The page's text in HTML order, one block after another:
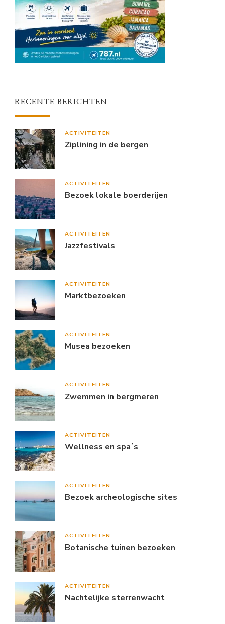
RECENTE BERICHTEN
ACTIVITEITEN
Ziplining in de bergen
ACTIVITEITEN
Bezoek lokale boerderijen
ACTIVITEITEN
Jazzfestivals
ACTIVITEITEN
Marktbezoeken
ACTIVITEITEN
Musea bezoeken
ACTIVITEITEN
Zwemmen in bergmeren
ACTIVITEITEN
Wellness en spaʼs
ACTIVITEITEN
Bezoek archeologische sites
ACTIVITEITEN
Botanische tuinen bezoeken
ACTIVITEITEN
Nachtelijke sterrenwacht